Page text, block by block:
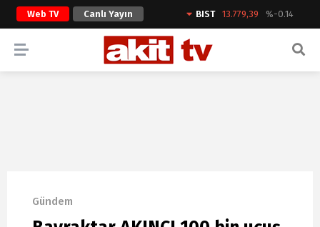
Web TV Canlı Yayın BIST 13.779,39 %-0.14
ARAMA YAP
Gündem